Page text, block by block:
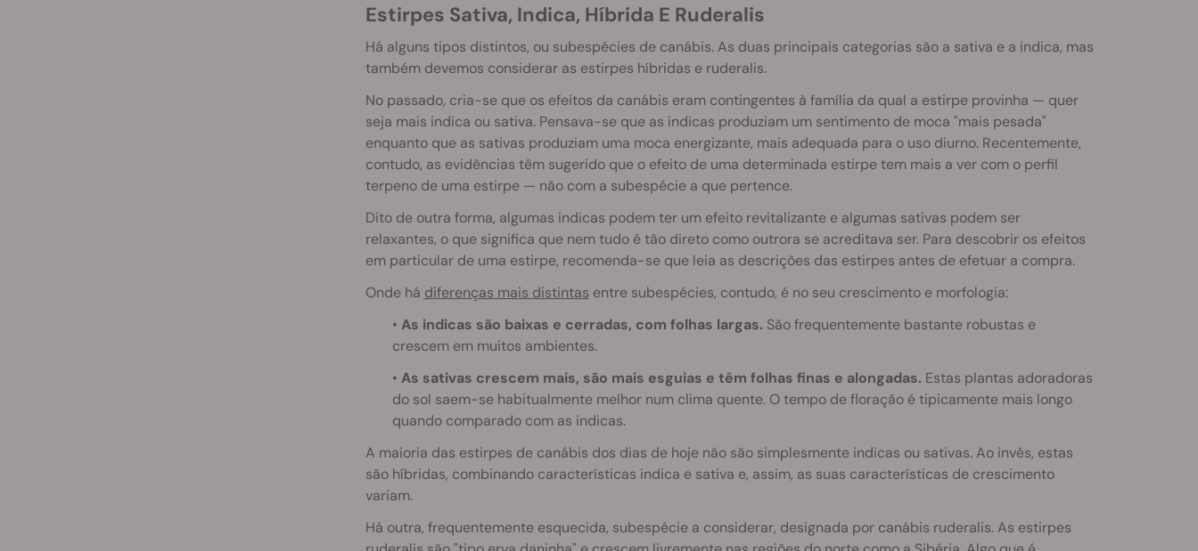
Estirpes Sativa, Indica, Híbrida E Ruderalis
Há alguns tipos distintos, ou subespécies de canábis. As duas principais categorias são a sativa e a indica, mas
também devemos considerar as estirpes híbridas e ruderalis.
No passado, cria-se que os efeitos da canábis eram contingentes à família da qual a estirpe provinha — quer
seja mais indica ou sativa. Pensava-se que as indicas produziam um sentimento de moca "mais pesada"
enquanto que as sativas produziam uma moca energizante, mais adequada para o uso diurno. Recentemente,
contudo, as evidências têm sugerido que o efeito de uma determinada estirpe tem mais a ver com o perfil
terpeno de uma estirpe — não com a subespécie a que pertence.
Dito de outra forma, algumas indicas podem ter um efeito revitalizante e algumas sativas podem ser
relaxantes, o que significa que nem tudo é tão direto como outrora se acreditava ser. Para descobrir os efeitos
em particular de uma estirpe, recomenda-se que leia as descrições das estirpes antes de efetuar a compra.
Onde há diferenças mais distintas entre subespécies, contudo, é no seu crescimento e morfologia:
• As indicas são baixas e cerradas, com folhas largas. São frequentemente bastante robustas e
crescem em muitos ambientes.
• As sativas crescem mais, são mais esguias e têm folhas finas e alongadas. Estas plantas adoradoras
do sol saem-se habitualmente melhor num clima quente. O tempo de floração é tipicamente mais longo
quando comparado com as indicas.
A maioria das estirpes de canábis dos dias de hoje não são simplesmente indicas ou sativas. Ao invés, estas
são híbridas, combinando características indica e sativa e, assim, as suas características de crescimento
variam.
Há outra, frequentemente esquecida, subespécie a considerar, designada por canábis ruderalis. As estirpes